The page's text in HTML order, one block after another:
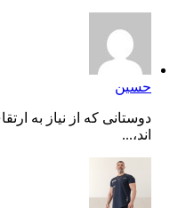
حسین
دوستانی که از نیاز به
اند،...